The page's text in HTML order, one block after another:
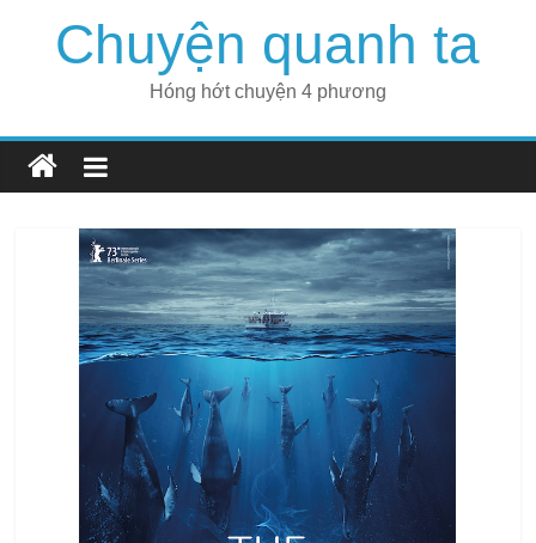
Chuyện quanh ta
Hóng hớt chuyện 4 phương